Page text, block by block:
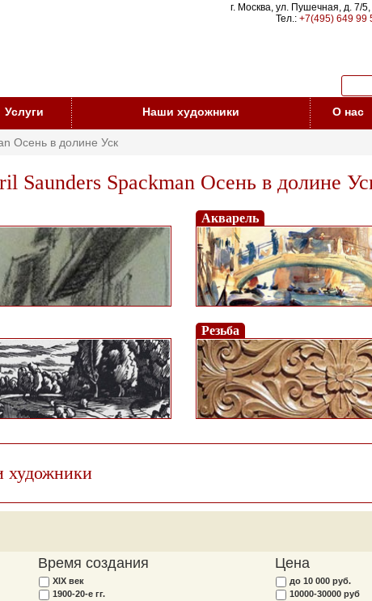
г. Москва, ул. Пушечная, д. 7/
Тел.: +7(495) 649 99
Услуги Наши художники О нас
Осень в долине Уск
Saunders Spackman Осень в долине
Акварель
Резьба
Время создания
XIX век
1900-20-е гг.
Цена
до 10 000 руб.
10000-30000 руб